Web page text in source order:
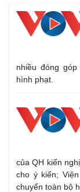
nhiều đóng
hình phạt.
của QH kiến
cho ý kiến;
chuyển toàn bộ